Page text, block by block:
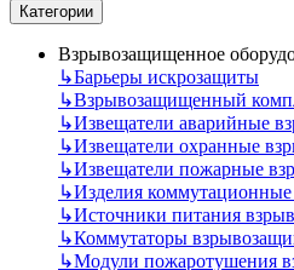
Категории
Взрывозащищенное
↳Барьеры искрозащиты
↳Взрывозащищенный
↳Извещатели аварийные
↳Извещатели охранные
↳Извещатели пожарные
↳Изделия
↳Источники питания
↳Коммутаторы
↳Модули пожаротушения